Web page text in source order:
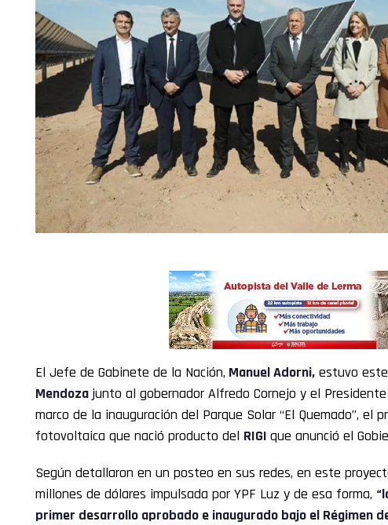
El Jefe de Gabinete de la Nación, Manuel Adorni, estuvo
Mendoza junto al gobernador Alfredo Cornejo y el
marco de la inauguración del Parque Solar “El Quemado”, el
fotovoltaica que nació producto del RIGI que anunció el
Según detallaron en un posteo en sus redes, en este
millones de dólares impulsada por YPF Luz y de esa forma,
primer desarrollo aprobado e inaugurado bajo el Régimen